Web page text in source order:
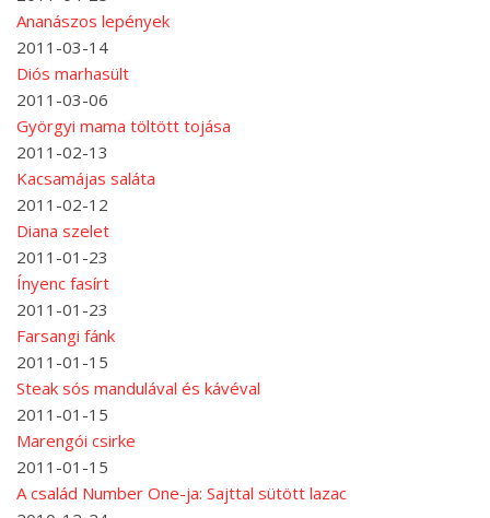
Ananászos lepények
2011-03-14
Diós marhasült
2011-03-06
Györgyi mama töltött tojása
2011-02-13
Kacsamájas saláta
2011-02-12
Diana szelet
2011-01-23
Ínyenc fasírt
2011-01-23
Farsangi fánk
2011-01-15
Steak sós mandulával és kávéval
2011-01-15
Marengói csirke
2011-01-15
A család Number One-ja: Sajttal sütött lazac